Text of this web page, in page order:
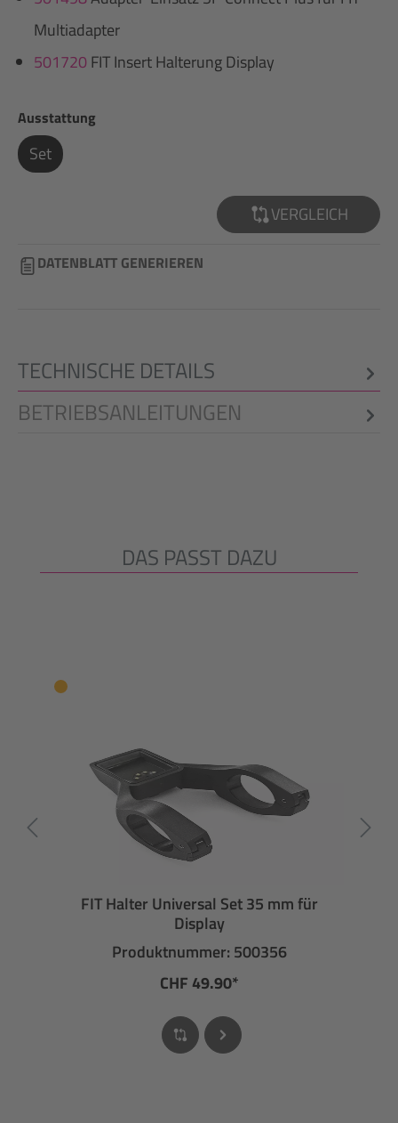
Multiadapter
501720FIT Insert Halterung Display
Ausstattung
Set
VERGLEICH
DATENBLATT GENERIEREN
TECHNISCHE DETAILS
BETRIEBSANLEITUNGEN
Produktgalerie überspringen
DAS PASST DAZU
FIT Halter Universal Set 35 mm für
Display
Produktnummer: 500356
CHF 49.90*